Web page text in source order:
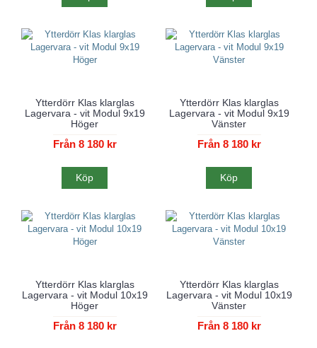
Ytterdörr Klas klarglas
Lagervara - vit Modul 9x19
Höger
Från 8 180 kr
Köp
Ytterdörr Klas klarglas
Lagervara - vit Modul 9x19
Vänster
Från 8 180 kr
Köp
Ytterdörr Klas klarglas
Lagervara - vit Modul 10x19
Höger
Från 8 180 kr
Ytterdörr Klas klarglas
Lagervara - vit Modul 10x19
Vänster
Från 8 180 kr